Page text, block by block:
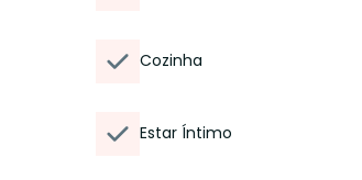
Cozinha
Estar Íntimo